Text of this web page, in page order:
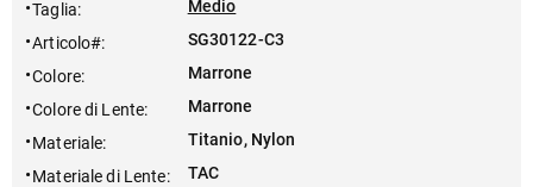
Taglia:
Medio
Articolo#:
SG30122-C3
Colore:
Marrone
Colore di Lente:
Marrone
Materiale:
Titanio, Nylon
Materiale di Lente:
TAC